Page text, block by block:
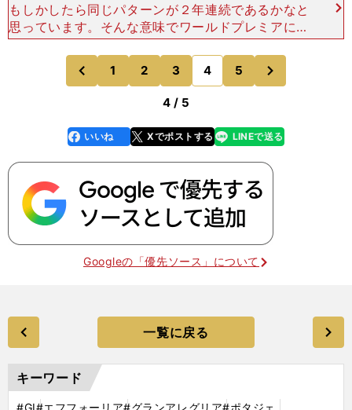
もしかしたら同じパターンが２年連続であるかなと
思っています。そんな意味でワールドプレミアにも
注目したいですね。 この４頭が、わたくし高田秋
の気になる馬たちです。天皇賞・秋はレース名に
「秋」が入るだけに
前
のページへ
1 2 3 4 5
のページへ
4 / 5
faceboo
k
いいね Xでポストする
line LINEで送る
Googleの「優先ソース」について
一覧に戻る
キーワード
#GⅠ#エフフォーリア#グランアレグリア#ポタジェ